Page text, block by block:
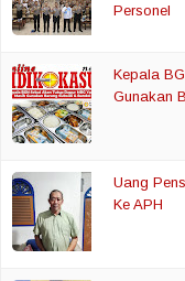
Personel
Kepala
Gunakan
Uang
Ke APH